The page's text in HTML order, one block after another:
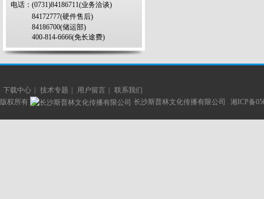
电话：(0731)84186711(业务洽谈)
84172777(硬件售后)
84186700(储运部)
400-814-6666(免长途费)
下载中心 技术专题 用户留言
联系我们
版权所有
长沙斯普林文化传播有限公司 湘ICP备